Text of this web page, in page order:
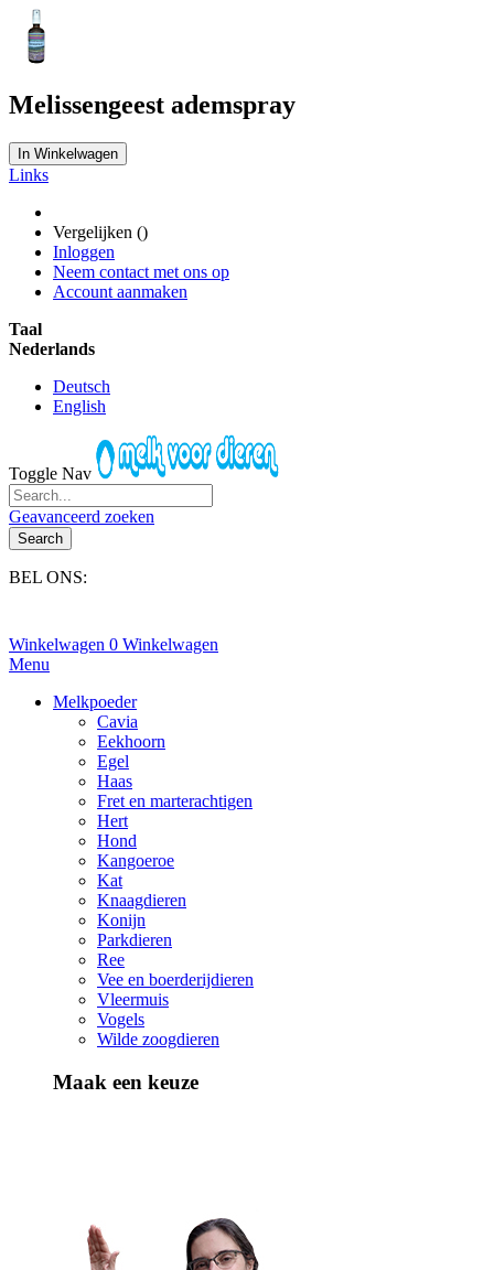
Melissengeest ademspray
In Winkelwagen
Links
Vergelijken ()
Inloggen
Neem contact met ons op
Account aanmaken
Taal
Nederlands
Deutsch
English
Toggle Nav
Geavanceerd zoeken
Search
BEL ONS:
Winkelwagen 0 Winkelwagen
Menu
Melkpoeder
Cavia
Eekhoorn
Egel
Haas
Fret en marterachtigen
Hert
Hond
Kangoeroe
Kat
Knaagdieren
Konijn
Parkdieren
Ree
Vee en boerderijdieren
Vleermuis
Vogels
Wilde zoogdieren
Maak een keuze